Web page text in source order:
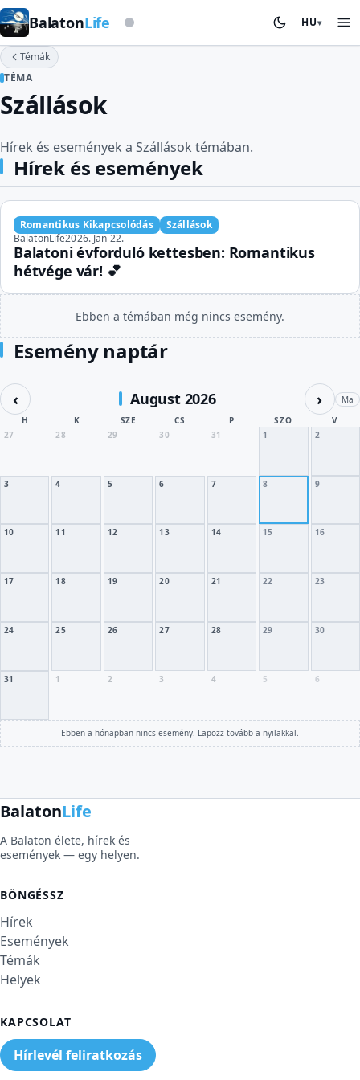
BalatonLife Viharjelző alapon HU▾
Témák
TÉMA
Szállások
Hírek és események a Szállások témában.
Hírek és események
Romantikus Kikapcsolódás
Szállások
BalatonLife2026. Jan 22.
Balatoni évforduló kettesben: Romantikus
hétvége vár! 💕
Ebben a témában még nincs esemény.
Esemény naptár
‹ August 2026 ›
Ma
H
K SZE CS P SZO
V
27
28 29 30 31 1 2
3 4 5 6 7 8 9
10 11 12 13 14 15 16
17 18 19 20 21 22 23
24 25 26 27 28 29 30
31 1 2 3 4 5 6
Ebben a hónapban nincs esemény. Lapozz tovább a nyilakkal.
BalatonLife
A Balaton élete, hírek és
események — egy helyen.
BÖNGÉSSZ
Hírek
Események
Témák
Helyek
KAPCSOLAT
Hírlevél feliratkozás